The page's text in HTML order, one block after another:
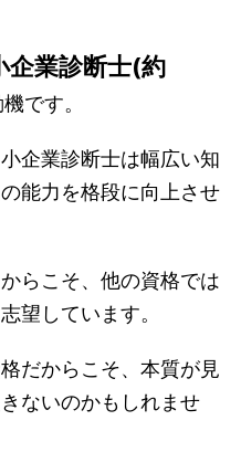
企業診断士(約
です。
企業診断士は幅広い知
能力を格段に向上させ
らこそ、他の資格では
望しています。
だからこそ、本質が見
ないのかもしれませ